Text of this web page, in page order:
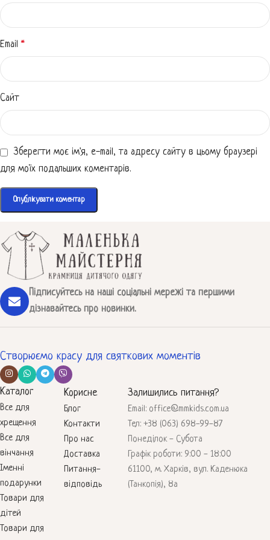
Email*
Сайт
Зберегти моє ім'я, e-mail, та адресу сайту в цьому браузері
для моїх подальших коментарів.
Підписуйтесь на наші соціальні мережі та першими
дізнавайтесь про новинки.
Створюємо красу для святкових моментів
Каталог
Все для
хрещення
Все для
вінчання
Іменні
подарунки
Товари для
дітей
Товари для
Корисне
Блог
Контакти
Про нас
Доставка
Питання-
відповідь
Залишились питання?
Email: office@mmkids.com.ua
Тел: +38 (063) 698-99-87
Понеділок - Субота
Графік роботи: 9:00 - 18:00
61100, м. Харків, вул. Каденюка
(Танкопія), 8а